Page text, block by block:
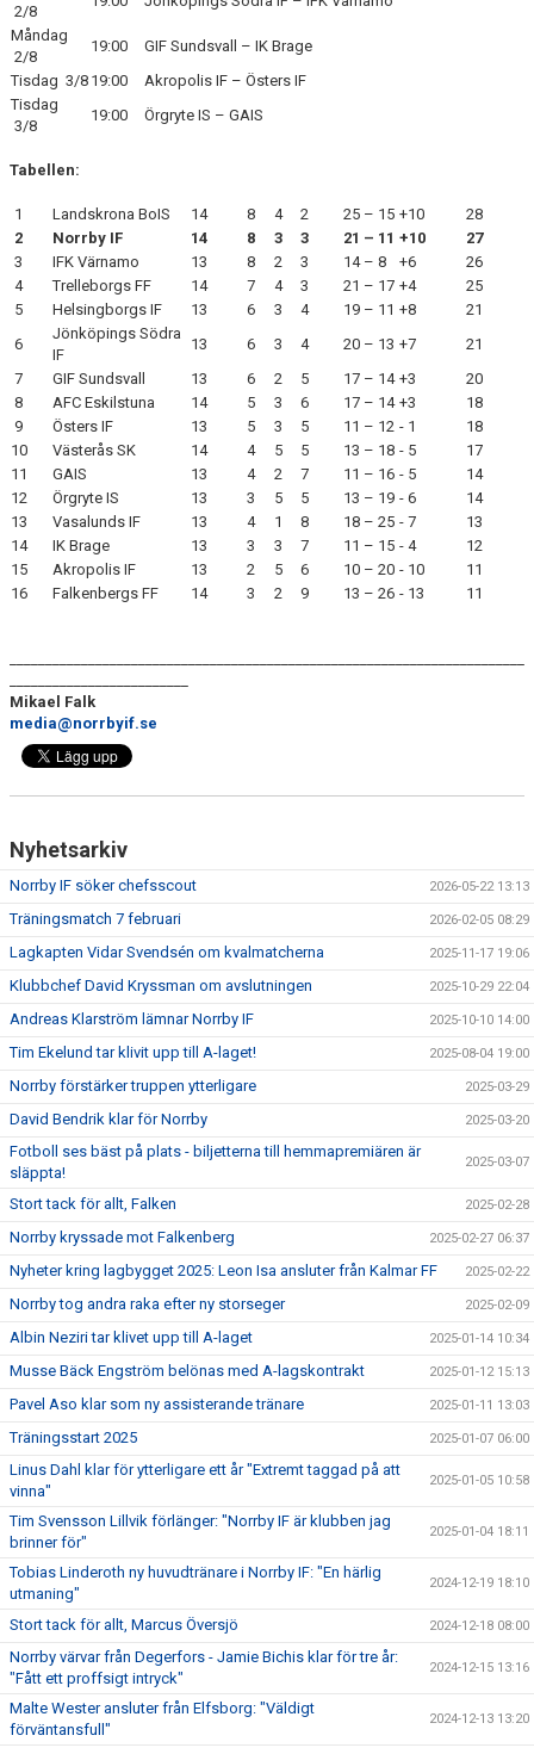
2/8
Måndag
2/8
19:00
GIF Sundsvall – IK Brage
Tisdag 3/8 19:00
Akropolis IF – Östers IF
Tisdag
3/8
19:00 Örgryte IS – GAIS
Tabellen:
1 Landskrona BoIS 14 8 4 2 25 – 15 +10
28
2
Norrby IF 14 8 3 3 21 – 11 +10
27
3
IFK Värnamo 13 8 2 3 14 – 8 +6
26
4
Trelleborgs FF 14 7 4 3 21 – 17 +4
25
5
Helsingborgs IF 13 6 3 4 19 – 11 +8
21
6
Jönköpings Södra
IF
13 6 3 4 20 – 13 +7
21
7
GIF Sundsvall 13 6 2 5 17 – 14 +3
20
8
AFC Eskilstuna 14 5 3 6 17 – 14 +3
18
9
Östers IF 13 5 3 5 11 – 12 - 1
18
10
Västerås SK 14 4 5 5 13 – 18 - 5
17
11
GAIS 13 4 2 7 11 – 16 - 5
14
12
Örgryte IS 13 3 5 5 13 – 19 - 6
14
13
Vasalunds IF 13 4 1 8 18 – 25 - 7
13
14
IK Brage 13 3 3 7 11 – 15 - 4
12
15
Akropolis IF 13 2 5 6 10 – 20 - 10
11
16
Falkenbergs FF 14 3 2 9 13 – 26 - 13 11
Mikael Falk
media@norrbyif.se
Nyhetsarkiv
Norrby IF söker chefsscout 2026-05-22 13:13
Träningsmatch 7 februari 2026-02-05 08:29
Lagkapten Vidar Svendsén om kvalmatcherna 2025-11-17 19:06
Klubbchef David Kryssman om avslutningen 2025-10-29 22:04
Andreas Klarström lämnar Norrby IF 2025-10-10 14:00
Tim Ekelund tar klivit upp till A-laget! 2025-08-04 19:00
Norrby förstärker truppen ytterligare 2025-03-29
David Bendrik klar för Norrby 2025-03-20
Fotboll ses bäst på plats - biljetterna till hemmapremiären är
släppta!
2025-03-07
Stort tack för allt, Falken 2025-02-28
Norrby kryssade mot Falkenberg 2025-02-27 06:37
Nyheter kring lagbygget 2025: Leon Isa ansluter från Kalmar FF 2025-02-22
Norrby tog andra raka efter ny storseger 2025-02-09
Albin Neziri tar klivet upp till A-laget 2025-01-14 10:34
Musse Bäck Engström belönas med A-lagskontrakt 2025-01-12 15:13
Pavel Aso klar som ny assisterande tränare 2025-01-11 13:03
Träningsstart 2025 2025-01-07 06:00
Linus Dahl klar för ytterligare ett år "Extremt taggad på att
vinna"
2025-01-05 10:58
Tim Svensson Lillvik förlänger: "Norrby IF är klubben jag
brinner för"
2025-01-04 18:11
Tobias Linderoth ny huvudtränare i Norrby IF: "En härlig
utmaning"
2024-12-19 18:10
Stort tack för allt, Marcus Översjö 2024-12-18 08:00
Norrby värvar från Degerfors - Jamie Bichis klar för tre år:
"Fått ett proffsigt intryck"
2024-12-15 13:16
Malte Wester ansluter från Elfsborg: "Väldigt
förväntansfull"
2024-12-13 13:20